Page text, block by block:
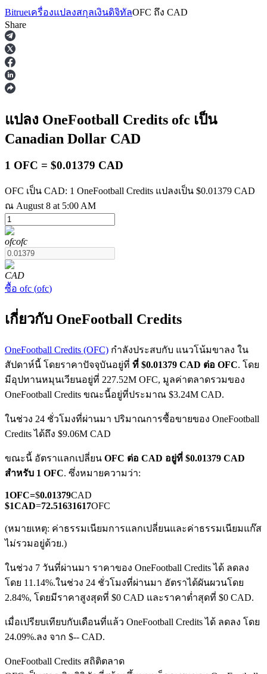
ฟิวเจอร์ส
ฟิวเจอร์ส USDT
ฟิวเจอร์ส COIN-M
ฟิวเจอร์สสกุลเงินดิจิทัล
TradFi
อนุพันธ์ของหุ้น ฟอเร็กซ์ โลหะมีค่า และสินค้าโภคภัณฑ์
ฟิวเจอร์ส USDC
ฟิวเจอร์สที่ใช้ USDC เป็นหลักประกัน
Bitrueเครื่องแปลงสกุลเงินดิจิทัลOFC ถึง CAD
Share
แปลง OneFootball Credits ofc เป็น
Canadian Dollar CAD
1 OFC = $0.01379 CAD
OFC เป็น CAD: 1 OneFootball Credits แปลงเป็น $0.01379 CAD
ณ August 8 at 5:00 AM
ofcofc
CAD
ซื้อ ofc (ofc)
เกี่ยวกับ OneFootball Credits
OneFootball Credits (OFC) กำลังประสบกับ แนวโน้มขาลง ใน
สัปดาห์นี้ โดยราคาปัจจุบันอยู่ที่ ที่ $0.01379 CAD ต่อ OFC. โดย
มีอุปทานหมุนเวียนอยู่ที่ 227.52M OFC, มูลค่าตลาดรวมของ
OneFootball Credits ขณะนี้อยู่ที่ประมาณ $3.24M CAD.
ในช่วง 24 ชั่วโมงที่ผ่านมา ปริมาณการซื้อขายของ OneFootball
Credits ได้ถึง $9.06M CAD
ขณะนี้ อัตราแลกเปลี่ยน OFC ต่อ CAD อยู่ที่ $0.01379 CAD
สำหรับ 1 OFC. ซึ่งหมายความว่า:
1OFC=$0.01379CAD
$1CAD=72.51631617OFC
(หมายเหตุ: ค่าธรรมเนียมการแลกเปลี่ยนและค่าธรรมเนียมแก๊ส
ไม่รวมอยู่ด้วย.)
ในช่วง 7 วันที่ผ่านมา ราคาของ OneFootball Credits ได้ ลดลง
โดย 11.14%.ในช่วง 24 ชั่วโมงที่ผ่านมา อัตราได้ผันผวนโดย
2.84%, โดยมีราคาสูงสุดที่ $0 CAD และราคาต่ำสุดที่ $0 CAD.
เมื่อเปรียบเทียบกับเดือนที่แล้ว OneFootball Credits ได้ ลดลง โดย
24.09%.ลง จาก $-- CAD.
OneFootball Credits สถิติตลาด